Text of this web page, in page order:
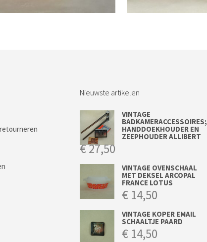
Nieuwste artikelen
VINTAGE
BADKAMERACCESSOIRES;
HANDDOEKHOUDER EN
ZEEPHOUDER ALLIBERT
€27,50
VINTAGE OVENSCHAAL
MET DEKSEL ARCOPAL
FRANCE LOTUS
€ 14,50
VINTAGE KOPER EMAIL
SCHAALTJE PAARD
€ 14,50